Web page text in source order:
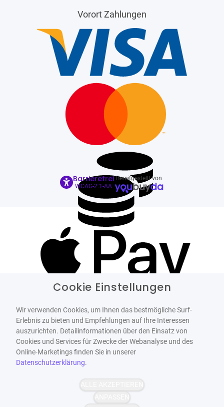
Vorort Zahlungen
Barrierefrei
WCAG-2.1-AA
Bereitgestellt von
Cookie Einstellungen
Wir verwenden Cookies, um Ihnen das bestmögliche Surf-
Erlebnis zu bieten und Empfehlungen auf Ihre Interessen
auszurichten. Detailinformationen über den Einsatz von
Cookies und Services für Zwecke der Webanalyse und des
Online-Marketings finden Sie in unserer
Datenschutzerklärung.
ALLE AKZEPTIEREN
ANPASSEN